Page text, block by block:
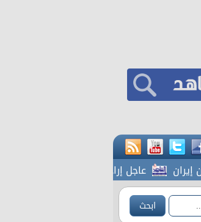
عاجل إرادة ملكية بتعيين رئيس